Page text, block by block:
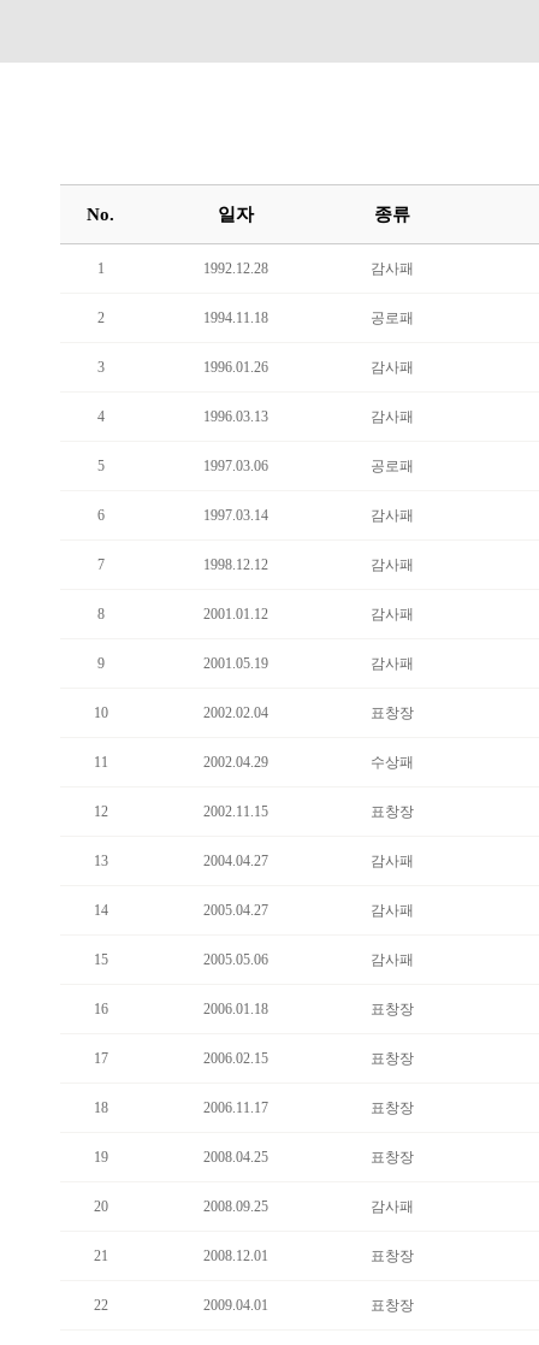
No. 일자 종류
1 1992.12.28 감사패
2 1994.11.18 공로패
3 1996.01.26 감사패
4 1996.03.13 감사패
5 1997.03.06 공로패
6 1997.03.14 감사패
7 1998.12.12 감사패
8 2001.01.12 감사패
9 2001.05.19 감사패
10 2002.02.04 표창장
11 2002.04.29 수상패
12 2002.11.15 표창장
13 2004.04.27 감사패
14 2005.04.27 감사패
15 2005.05.06 감사패
16 2006.01.18 표창장
17 2006.02.15 표창장
18 2006.11.17 표창장
19 2008.04.25 표창장
20 2008.09.25 감사패
21 2008.12.01 표창장
22 2009.04.01 표창장